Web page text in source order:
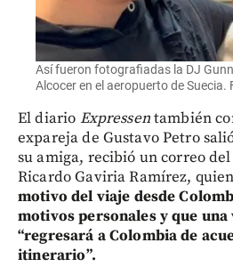
Así fueron fotografiadas la DJ
Alcocer en el aeropuerto de Suecia.
El diario Expressentambién
expareja de Gustavo Petro
su amiga, recibió un correo
Ricardo Gaviria Ramírez,
motivo del viaje desde
motivos personales y que
“regresará a Colombia de
itinerario”.